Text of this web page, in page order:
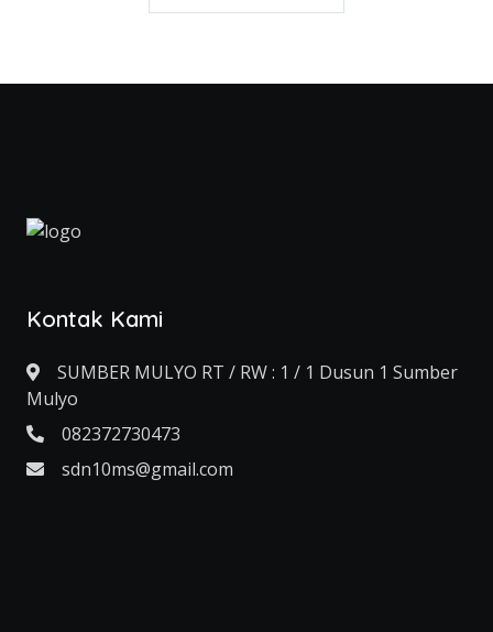
Kontak Kami
SUMBER MULYO RT / RW : 1 / 1 Dusun 1 Sumber
Mulyo
082372730473
sdn10ms@gmail.com